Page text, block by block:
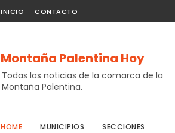
INICIO CONTACTO
Montaña Palentina Hoy
Todas las noticias de la comarca de la
Montaña Palentina.
HOME MUNICIPIOS SECCIONES